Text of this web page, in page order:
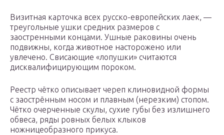
Визитная карточка всех русско-европейских лаек, —
треугольные ушки средних размеров с
заостренными концами. Ушные раковины очень
подвижны, когда животное насторожено или
увлечено. Свисающие «лопушки» считаются
дисквалифицирующим пороком.
Реестр чётко описывает череп клиновидной формы
с заострённым носом и плавным (нерезким) стопом.
Чётко очерченные скулы, сухие губы без излишнего
обвеса, ряды ровных белых клыков
ножницеобразного прикуса.